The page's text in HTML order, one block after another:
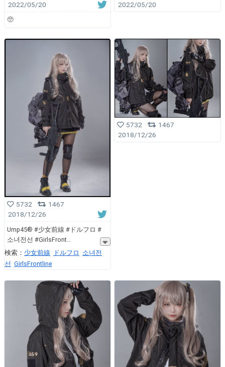
2022/05/20
🥺
2022/05/20
5732
1467
2018/12/26
Ump45®️ #少女前線 #ドルフロ #
소녀전선 #GirlsFront
検索： 少女前線 ドルフロ 소녀전
선 GirlsFrontline
5732
1467
2018/12/26